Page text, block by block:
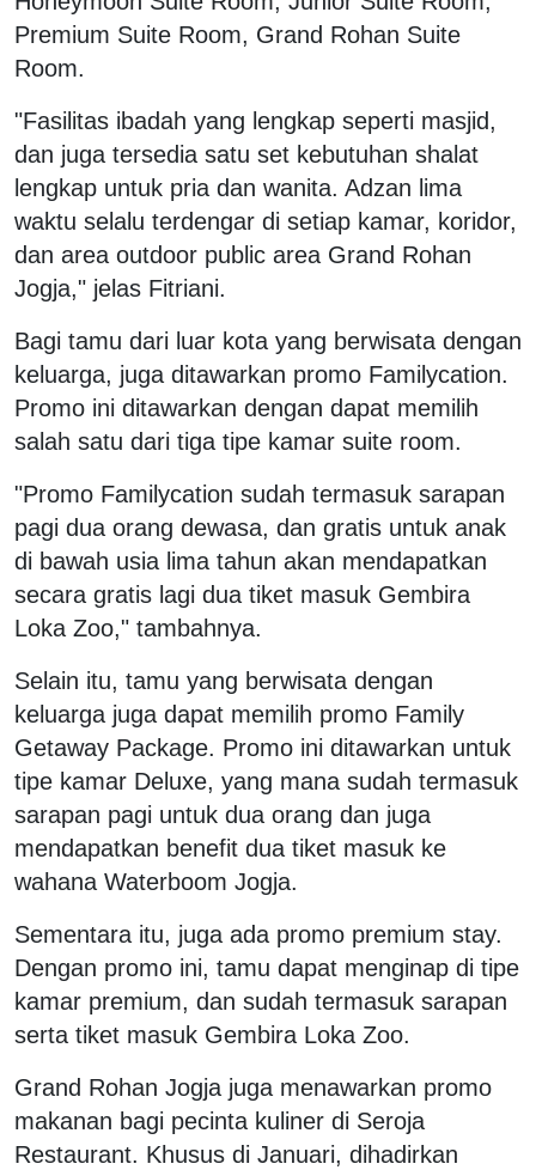
Premium Suite Room, Grand Rohan Suite
Room.
"Fasilitas ibadah yang lengkap seperti masjid,
dan juga tersedia satu set kebutuhan shalat
lengkap untuk pria dan wanita. Adzan lima
waktu selalu terdengar di setiap kamar, koridor,
dan area outdoor public area Grand Rohan
Jogja," jelas Fitriani.
Bagi tamu dari luar kota yang berwisata dengan
keluarga, juga ditawarkan promo Familycation.
Promo ini ditawarkan dengan dapat memilih
salah satu dari tiga tipe kamar suite room.
"Promo Familycation sudah termasuk sarapan
pagi dua orang dewasa, dan gratis untuk anak
di bawah usia lima tahun akan mendapatkan
secara gratis lagi dua tiket masuk Gembira
Loka Zoo," tambahnya.
Selain itu, tamu yang berwisata dengan
keluarga juga dapat memilih promo Family
Getaway Package. Promo ini ditawarkan untuk
tipe kamar Deluxe, yang mana sudah termasuk
sarapan pagi untuk dua orang dan juga
mendapatkan benefit dua tiket masuk ke
wahana Waterboom Jogja.
Sementara itu, juga ada promo premium stay.
Dengan promo ini, tamu dapat menginap di tipe
kamar premium, dan sudah termasuk sarapan
serta tiket masuk Gembira Loka Zoo.
Grand Rohan Jogja juga menawarkan promo
makanan bagi pecinta kuliner di Seroja
Restaurant. Khusus di Januari, dihadirkan